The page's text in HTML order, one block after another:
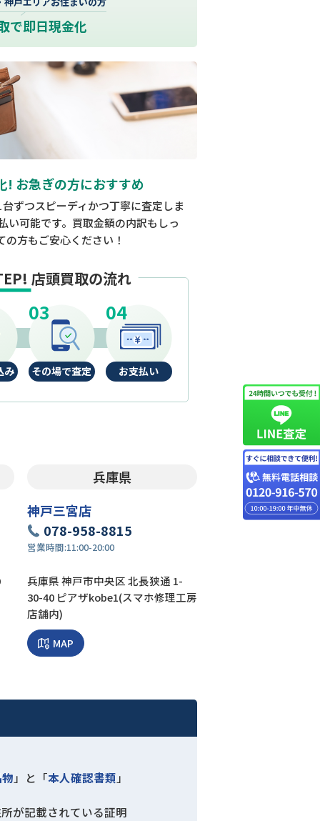
」と「本人確認書類 」
が記載されている証明
で即日現金化
! お急ぎの方におすすめ
ずつスピーディかつ丁寧に査定しま
い可能です。買取金額の内訳もしっ
方もご安心ください！
店頭買取の流れ
み その場で査定 お支払い
兵庫県
神戸三宮店
078-958-8815
営業時間:11:00-20:00
兵庫県 神戸市中央区 北長狭通 1-
30-40 ピアザkobe1(スマホ修理工房
店舗内)
MAP